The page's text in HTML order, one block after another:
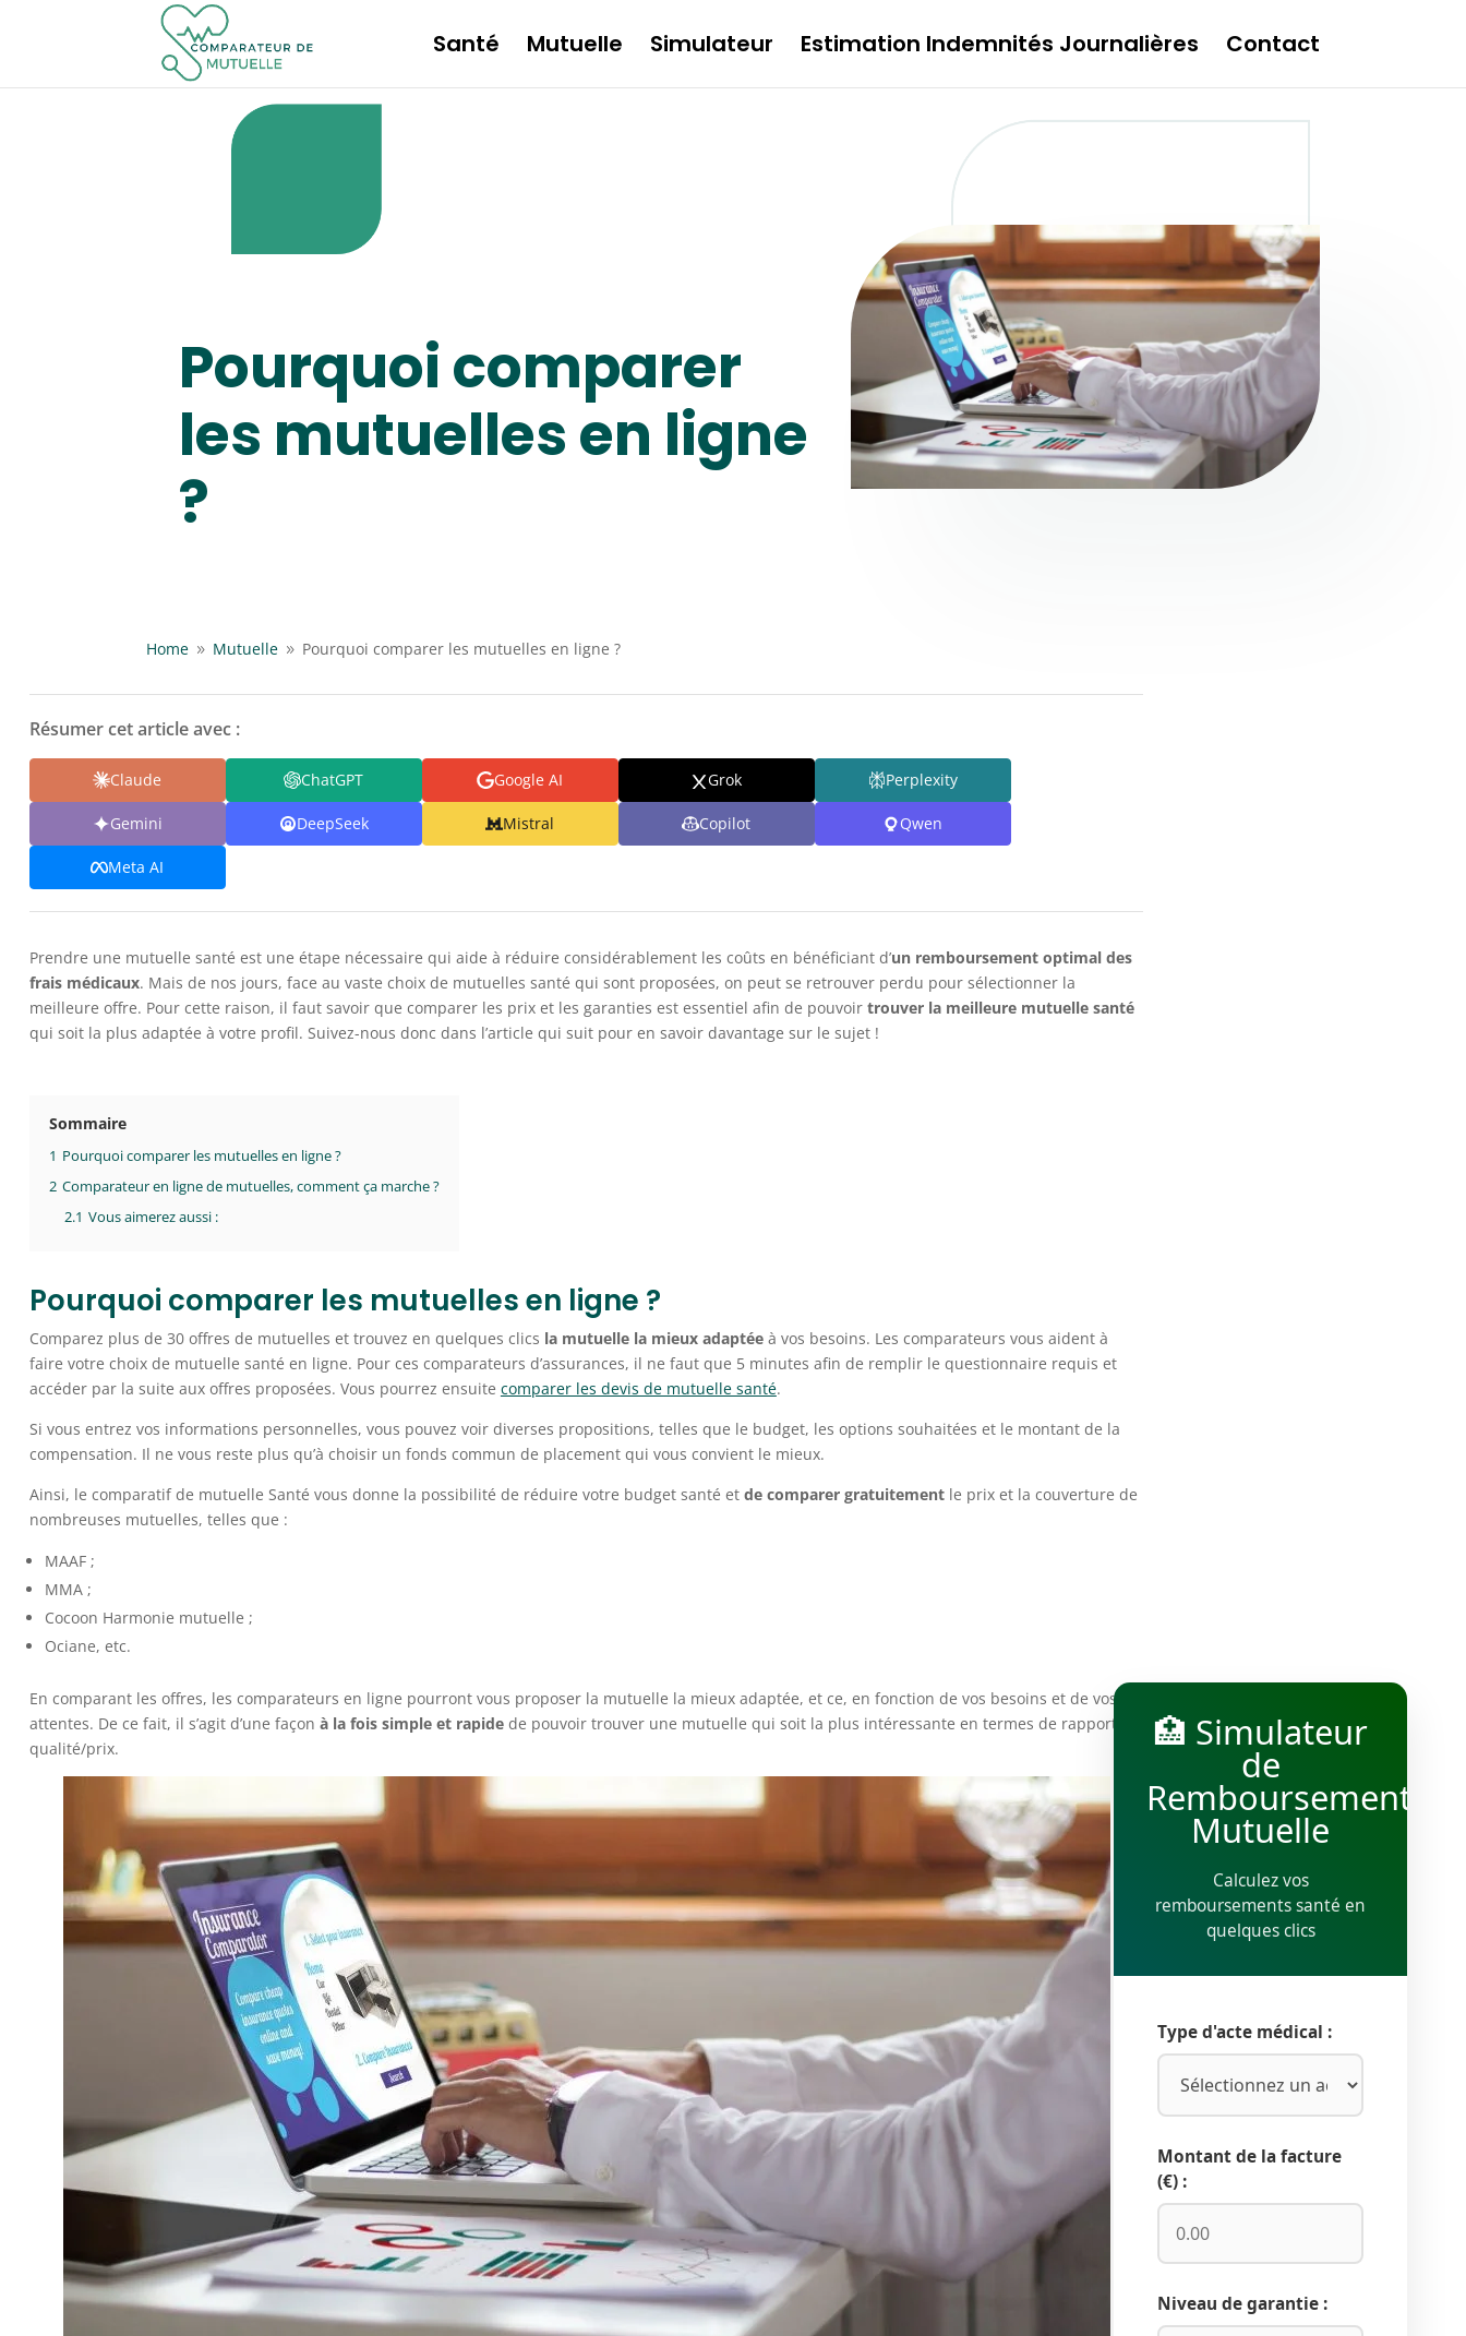
Santé Mutuelle Simulateur Estimation Indemnités Journalières Contact
Pourquoi comparer
les mutuelles en ligne
?
Home 9 Mutuelle 9 Pourquoi comparer les mutuelles en ligne ?
Résumer cet article avec :
Claude ChatGPT Google AI Grok Perplexity
Gemini DeepSeek Mistral Copilot Qwen
Meta AI
Prendre une mutuelle santé est une étape nécessaire qui aide à réduire considérablement les coûts en bénéficiant d’un remboursement optimal des
frais médicaux. Mais de nos jours, face au vaste choix de mutuelles santé qui sont proposées, on peut se retrouver perdu pour sélectionner la
meilleure offre. Pour cette raison, il faut savoir que comparer les prix et les garanties est essentiel afin de pouvoirtrouver la meilleure mutuelle santé
qui soit la plus adaptée à votre profil. Suivez-nous donc dans l’article qui suit pour en savoir davantage sur le sujet !
Sommaire
1 Pourquoi comparer les mutuelles en ligne ?
2 Comparateur en ligne de mutuelles, comment ça marche ?
2.1 Vous aimerez aussi :
Pourquoi comparer les mutuelles en ligne ?
Comparez plus de 30 offres de mutuelles et trouvez en quelques clics la mutuelle la mieux adaptéeà vos besoins. Les comparateurs vous aident à
faire votre choix de mutuelle santé en ligne. Pour ces comparateurs d’assurances, il ne faut que 5 minutes afin de remplir le questionnaire requis et
accéder par la suite aux offres proposées. Vous pourrez ensuite comparer les devis de mutuelle santé.
Si vous entrez vos informations personnelles, vous pouvez voir diverses propositions, telles que le budget, les options souhaitées et le montant de la
compensation. Il ne vous reste plus qu’à choisir un fonds commun de placement qui vous convient le mieux.
Ainsi, le comparatif de mutuelle Santé vous donne la possibilité de réduire votre budget santé etde comparer gratuitementle prix et la couverture de
nombreuses mutuelles, telles que :
MAAF ;
MMA ;
Cocoon Harmonie mutuelle ;
Ociane, etc.
En comparant les offres, les comparateurs en ligne pourront vous proposer la mutuelle la mieux adaptée, et ce, en fonction de vos besoins et de vos
attentes. De ce fait, il s’agit d’une façon à la fois simple et rapidede pouvoir trouver une mutuelle qui soit la plus intéressante en termes de rapport
qualité/prix.
🏥 Simulateur
de
Remboursement
Mutuelle
Calculez vos
remboursements santé en
quelques clics
Type d'acte médical :
Montant de la facture
(€) :
Niveau de garantie :